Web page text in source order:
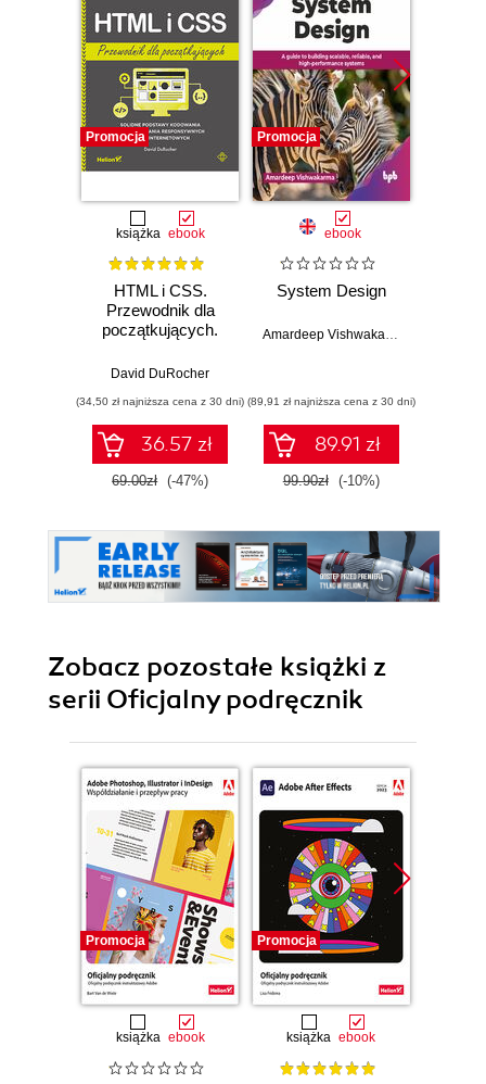
Promocja
książka ebook
HTML i CSS.
Przewodnik dla
początkujących.
kodowania i
responsywnych
stron
internetowych
David DuRocher
(34,50 zł najniższa cena z 30 dni)
36.57 zł
69.00zł (-47%)
Promocja
ebook
System Design
Amardeep Vishwakarma
(89,91 zł najniższa cena z 30 dni)
89.91 zł
99.90zł (-10%)
Zobacz pozostałe książki z
serii Oficjalny podręcznik
Promocja
książka ebook
Promocja
książka ebook